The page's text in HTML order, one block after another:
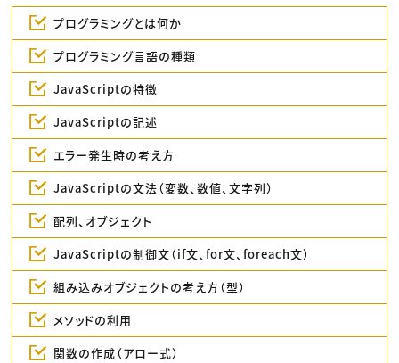
プログラミングとは何か
プログラミング言語の種類
JavaScriptの特徴
JavaScriptの記述
エラー発生時の考え方
JavaScriptの文法（変数、数値、文字列）
配列、オブジェクト
JavaScriptの制御文（if文、for文、foreach文）
組み込みオブジェクトの考え方（型）
メソッドの利用
関数の作成（アロー式）